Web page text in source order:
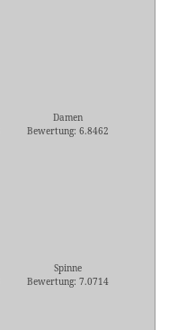
Damen
Bewertung: 6.8462
Spinne
Bewertung: 7.0714